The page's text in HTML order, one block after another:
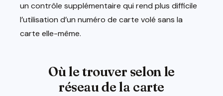
un contrôle supplémentaire qui rend plus difficile
l’utilisation d’un numéro de carte volé sans la
carte elle-même.
Où le trouver selon le
réseau de la carte